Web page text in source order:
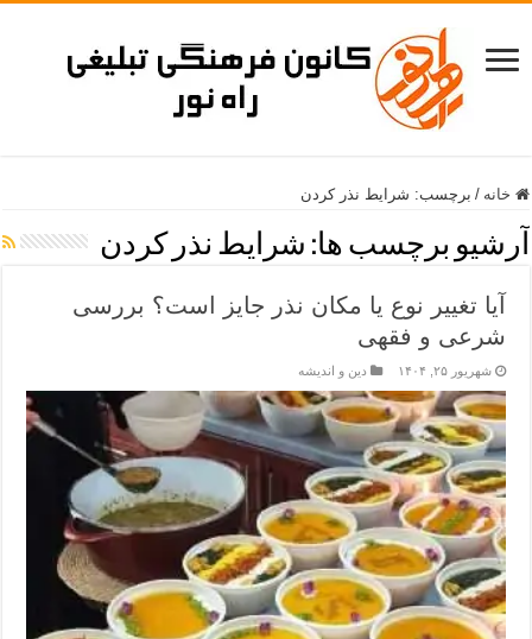
خانه / برچسب: شرایط نذر کردن
آرشیو برچسب ها: شرایط نذر کردن
آیا تغییر نوع یا مکان نذر جایز است؟ بررسی
شرعی و فقهی
شهریور ۲۵, ۱۴۰۴ دین و اندیشه